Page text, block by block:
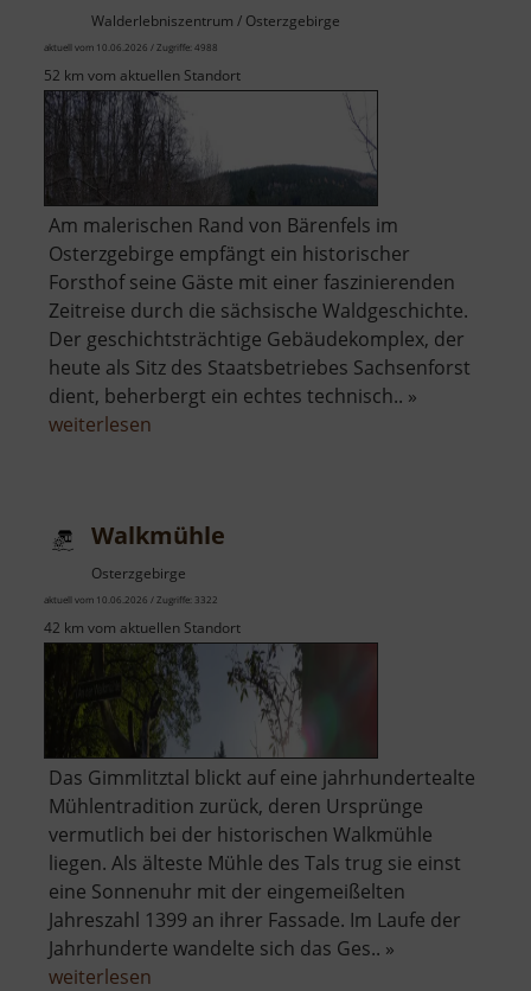
Walderlebniszentrum / Osterzgebirge
aktuell vom 10.06.2026 / Zugriffe: 4988
52 km vom aktuellen Standort
Am malerischen Rand von Bärenfels im
Osterzgebirge empfängt ein historischer
Forsthof seine Gäste mit einer faszinierenden
Zeitreise durch die sächsische Waldgeschichte.
Der geschichtsträchtige Gebäudekomplex, der
heute als Sitz des Staatsbetriebes Sachsenforst
dient, beherbergt ein echtes technisch.. »
weiterlesen
Arboretum
Walkmühle
Osterzgebirge
aktuell vom 10.06.2026 / Zugriffe: 3322
42 km vom aktuellen Standort
Das Gimmlitztal blickt auf eine jahrhundertealte
Mühlentradition zurück, deren Ursprünge
vermutlich bei der historischen Walkmühle
liegen. Als älteste Mühle des Tals trug sie einst
eine Sonnenuhr mit der eingemeißelten
Jahreszahl 1399 an ihrer Fassade. Im Laufe der
Jahrhunderte wandelte sich das Ges.. »
weiterlesen